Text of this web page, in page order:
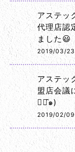
アステッ
代理店認
ました😃
2019/03/23
アステッ
盟店会議
◡･̑๑)
2019/02/09